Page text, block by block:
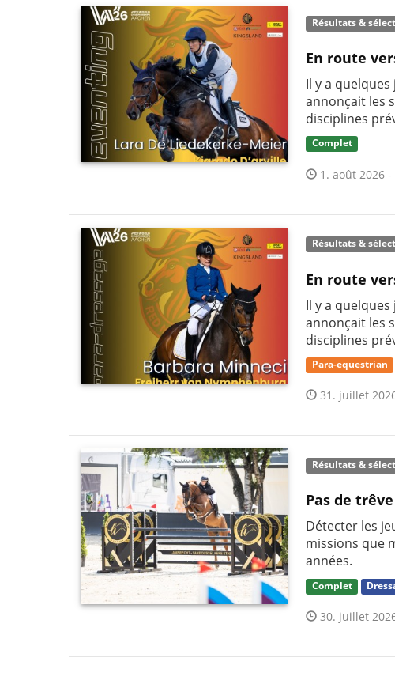
Résultats &
En route
Il y a
annonçait les
disciplines
Complet
1. août 2026 -
Résultats &
En route
Il y a
annonçait les
disciplines
Para-equestrian
31. juillet
Résultats &
Pas de
Détecter les
missions que
années.
Complet
30. juillet